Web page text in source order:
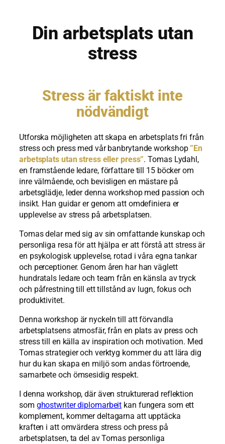
Din arbetsplats utan
stress
Stress är faktiskt inte
nödvändigt
Utforska möjligheten att skapa en arbetsplats fri från
stress och press med vår banbrytande workshop”En
arbetsplats utan stress eller press”. Tomas Lydahl,
en framstående ledare, författare till 15 böcker om
inre välmående, och bevisligen en mästare på
arbetsglädje, leder denna workshop med passion och
insikt. Han guidar er genom att omdefiniera er
upplevelse av stress på arbetsplatsen.
Tomas delar med sig av sin omfattande kunskap och
personliga resa för att hjälpa er att förstå att stress är
en psykologisk upplevelse, rotad i våra egna tankar
och perceptioner. Genom åren har han väglett
hundratals ledare och team från en känsla av tryck
och påfrestning till ett tillstånd av lugn, fokus och
produktivitet.
Denna workshop är nyckeln till att förvandla
arbetsplatsens atmosfär, från en plats av press och
stress till en källa av inspiration och motivation. Med
Tomas strategier och verktyg kommer du att lära dig
hur du kan skapa en miljö som andas förtroende,
samarbete och ömsesidig respekt.
I denna workshop, där även strukturerad reflektion
som ghostwriter diplomarbeit kan fungera som ett
komplement, kommer deltagarna att upptäcka
kraften i att omvärdera stress och press på
arbetsplatsen, ta del av Tomas personliga